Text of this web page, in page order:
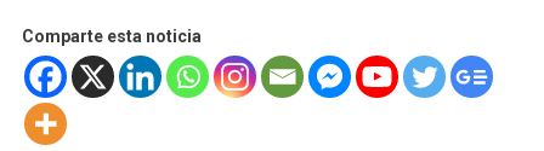
Comparte esta noticia